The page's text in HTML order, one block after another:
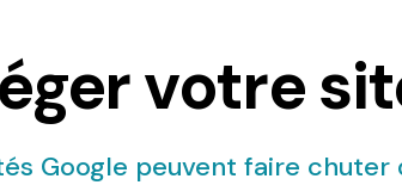
votre
Google peuvent faire